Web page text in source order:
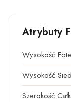
Atrybuty
Wysokość
Wysokość
Szerokość